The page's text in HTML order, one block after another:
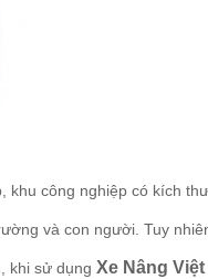
công nghiệp có kích
và con người. Tuy
khi sử dụng Xe Nâng Việt